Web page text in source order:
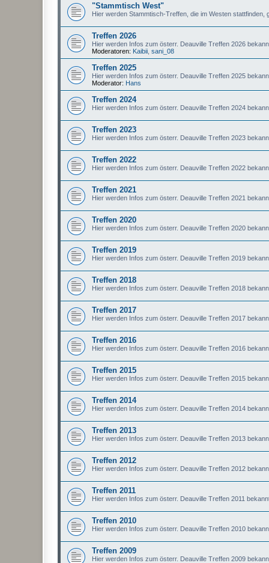
"Stammtisch West"
Hier werden Stammtisch-Treffen, die im Westen stattfinden,
Treffen 2026
Hier werden Infos zum österr. Deauville Treffen 2026
Moderatoren: Kaibii sani_08
Treffen 2025
Hier werden Infos zum österr. Deauville Treffen 2025
Moderator: Hans
Treffen 2024
Hier werden Infos zum österr. Deauville Treffen 2024
Treffen 2023
Hier werden Infos zum österr. Deauville Treffen 2023
Treffen 2022
Hier werden Infos zum österr. Deauville Treffen 2022
Treffen 2021
Hier werden Infos zum österr. Deauville Treffen 2021
Treffen 2020
Hier werden Infos zum österr. Deauville Treffen 2020
Treffen 2019
Hier werden Infos zum österr. Deauville Treffen 2019
Treffen 2018
Hier werden Infos zum österr. Deauville Treffen 2018
Treffen 2017
Hier werden Infos zum österr. Deauville Treffen 2017
Treffen 2016
Hier werden Infos zum österr. Deauville Treffen 2016
Treffen 2015
Hier werden Infos zum österr. Deauville Treffen 2015
Treffen 2014
Hier werden Infos zum österr. Deauville Treffen 2014
Treffen 2013
Hier werden Infos zum österr. Deauville Treffen 2013
Treffen 2012
Hier werden Infos zum österr. Deauville Treffen 2012
Treffen 2011
Hier werden Infos zum österr. Deauville Treffen 2011
Treffen 2010
Hier werden Infos zum österr. Deauville Treffen 2010
Treffen 2009
Hier werden Infos zum österr. Deauville Treffen 2009